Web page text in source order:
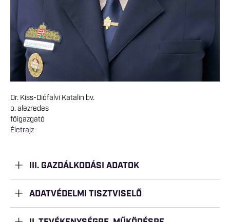
Dr. Kiss-Diófalvi Katalin bv.
o. alezredes
főigazgató
Életrajz
III. GAZDÁLKODÁSI ADATOK
ADATVÉDELMI TISZTVISELŐ